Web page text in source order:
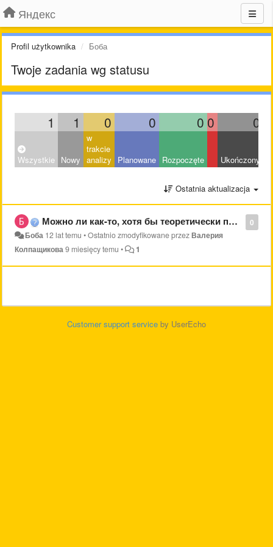
Яндекс
Profil użytkownika Боба
Twoje zadania wg statusu
1 1 0 0 0 0 0
Wszystkie Nowy
w
trakcie
analizy
Planowane Rozpoczęte Ukończony
Ostatnia aktualizacja
0
Можно ли как-то, хотя бы теоретически получить информацию с удаленного аккаунта на яндексе?
Боба 12 lat temu •Ostatnio zmodyfikowane przezВалерия
Колпащикова9 miesięcy temu • 1
Customer support service by UserEcho